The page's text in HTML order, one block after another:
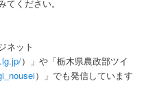
ください。
ネット
）」や「栃木県農政部ツイ
）」でも発信しています